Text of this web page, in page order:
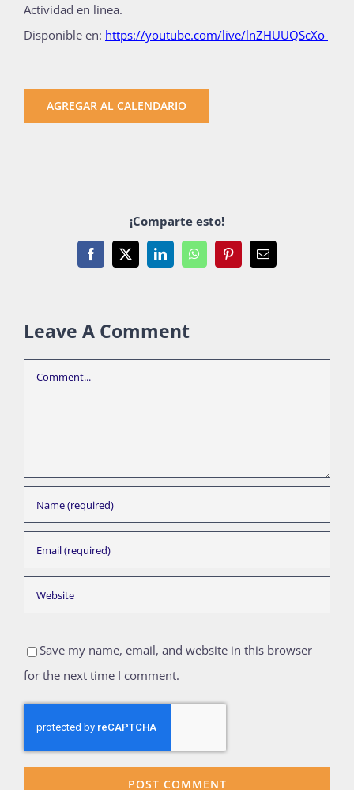
Actividad en línea.
Disponible en: https://youtube.com/live/lnZHUUQScXo
AGREGAR AL CALENDARIO
¡Comparte esto!
Facebook
X LinkedInWhatsAppPinterestEmail
Leave A Comment
Comment
Save my name, email, and website in this browser
for the next time I comment.